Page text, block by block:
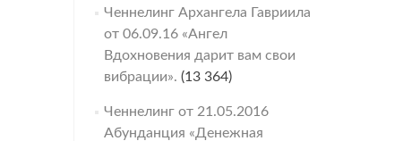
Ченнелинг Архангела Гавриила
от 06.09.16 «Ангел
Вдохновения дарит вам свои
вибрации». (13 364)
Ченнелинг от 21.05.2016
Абунданция «Денежная